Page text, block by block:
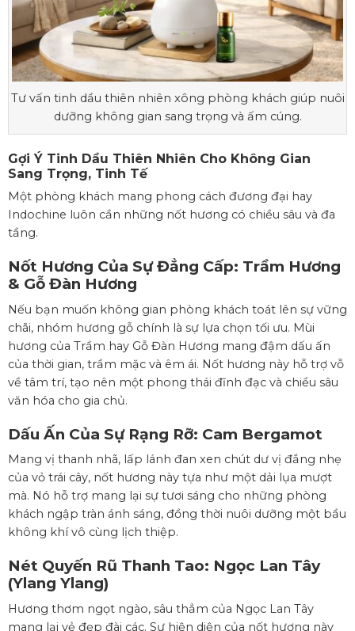
Tư vấn tinh dầu thiên nhiên xông phòng khách giúp nuôi
dưỡng không gian sang trọng và ấm cúng.
Gợi Ý Tinh Dầu Thiên Nhiên Cho Không Gian
Sang Trọng, Tinh Tế
Một phòng khách mang phong cách đương đại hay
Indochine luôn cần những nốt hương có chiều sâu và đa
tầng.
Nốt Hương Của Sự Đẳng Cấp: Trầm Hương
& Gỗ Đàn Hương
Nếu bạn muốn không gian phòng khách toát lên sự vững
chãi, nhóm hương gỗ chính là sự lựa chọn tối ưu. Mùi
hương của Trầm hay Gỗ Đàn Hương mang đậm dấu ấn
của thời gian, trầm mặc và êm ái. Nốt hương này hỗ trợ vỗ
về tâm trí, tạo nên một phong thái đĩnh đạc và chiều sâu
văn hóa cho gia chủ.
Dấu Ấn Của Sự Rạng Rỡ: Cam Bergamot
Mang vị thanh nhã, lấp lánh đan xen chút dư vị đắng nhẹ
của vỏ trái cây, nốt hương này tựa như một dải lụa mượt
mà. Nó hỗ trợ mang lại sự tươi sáng cho những phòng
khách ngập tràn ánh sáng, đồng thời nuôi dưỡng một bầu
không khí vô cùng lịch thiệp.
Nét Quyến Rũ Thanh Tao: Ngọc Lan Tây
(Ylang Ylang)
Hương thơm ngọt ngào, sâu thẳm của Ngọc Lan Tây
mang lại vẻ đẹp đài các. Sự hiện diện của nốt hương này